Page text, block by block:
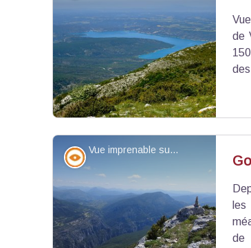
Voir l'image en plein
Voir l'image en plein
de
Vue imprenable sur les gorges du Verdon - ©Stefano Blanc - PNR Verdon
Point de vue - sommet
de